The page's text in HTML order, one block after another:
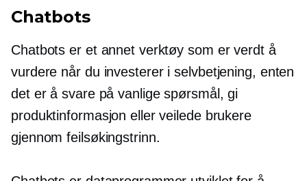
Chatbots
Chatbots er et annet verktøy som er verdt å
vurdere når du investerer iselvbetjening, enten
det er å svare på vanlige spørsmål, gi
produktinformasjon eller veilede brukere
gjennom feilsøkingstrinn.